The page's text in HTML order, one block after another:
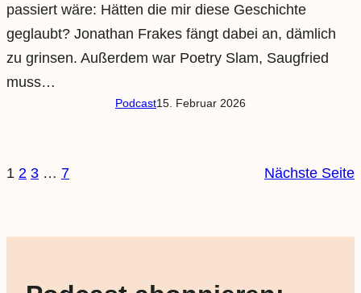
passiert wäre: Hätten die mir diese Geschichte
geglaubt? Jonathan Frakes fängt dabei an, dämlich
zu grinsen. Außerdem war Poetry Slam, Saugfried
muss…
Podcast15. Februar 2026
1 2 3 … 7 Nächste Seite